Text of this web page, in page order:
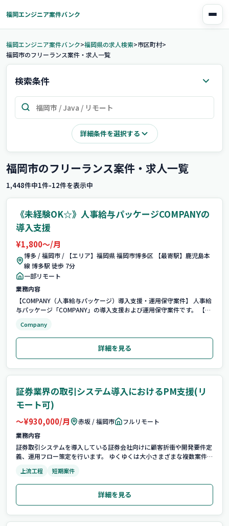
福岡エンジニア案件バンク
福岡エンジニア案件バンク 福岡県の求人検索 市区町村
福岡市のフリーランス案件・求人一覧
検索条件
詳細条件を選択する
福岡市のフリーランス案件・求人一覧
1,448件中1件-12件を表示中
《未経験OK☆》人事給与パッケージCOMPANYの
導入支援
¥1,800〜/月
博多 / 福岡市 / 【エリア】福岡県 福岡市博多区 【最寄駅】鹿児島本
線 博多駅 徒歩 7分
一部リモート
業務内容
【COMPANY（人事給与パッケージ）導入支援・運用保守案件】 人事給
与パッケージ「COMPANY」の導入支援および運用保守案件です。 【担
Company
詳細を見る
証券業界の取引システム導入におけるPM支援(リ
モート可)
〜¥930,000/月 赤坂 / 福岡市
フルリモート
業務内容
証券取引システムを導入している証券会社向けに顧客折衝や開発要件定
義、運用フロー策定を行います。 ゆくゆくは大小さまざまな複数案件を
推進を主導します。 ■募集背景 人員不足のため。 ※働き方：入場後
1〜2ヶ月は出社必須、以降フル...
上流工程 短期案件
詳細を見る